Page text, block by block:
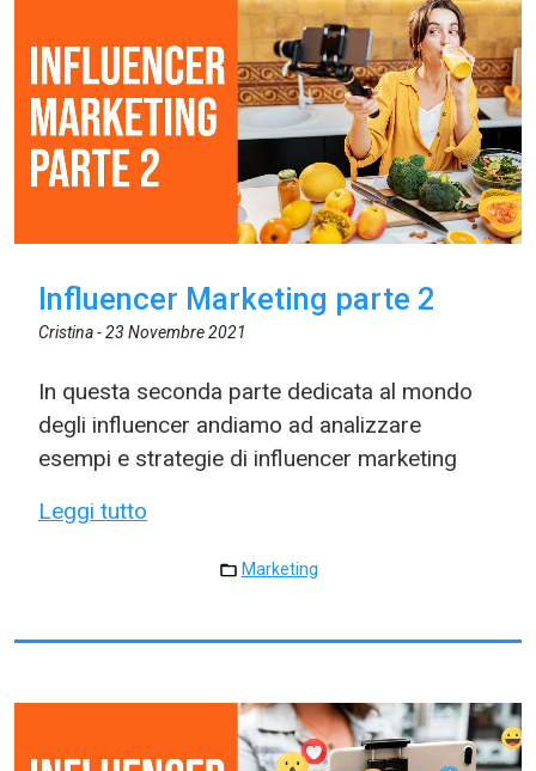
Influencer Marketing parte 2
Cristina -23 Novembre 2021
In questa seconda parte dedicata al mondo
degli influencer andiamo ad analizzare
esempi e strategie di influencer marketing
Leggi tutto
Marketing